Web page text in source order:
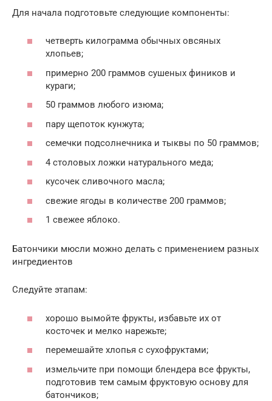
Для начала подготовьте следующие компоненты:
четверть килограмма обычных овсяных
хлопьев;
примерно 200 граммов сушеных фиников и
кураги;
50 граммов любого изюма;
пару щепоток кунжута;
семечки подсолнечника и тыквы по 50 граммов;
4 столовых ложки натурального меда;
кусочек сливочного масла;
свежие ягоды в количестве 200 граммов;
1 свежее яблоко.
Батончики мюсли можно делать с применением разных
ингредиентов
Следуйте этапам:
хорошо вымойте фрукты, избавьте их от
косточек и мелко нарежьте;
перемешайте хлопья с сухофруктами;
измельчите при помощи блендера все фрукты,
подготовив тем самым фруктовую основу для
батончиков;